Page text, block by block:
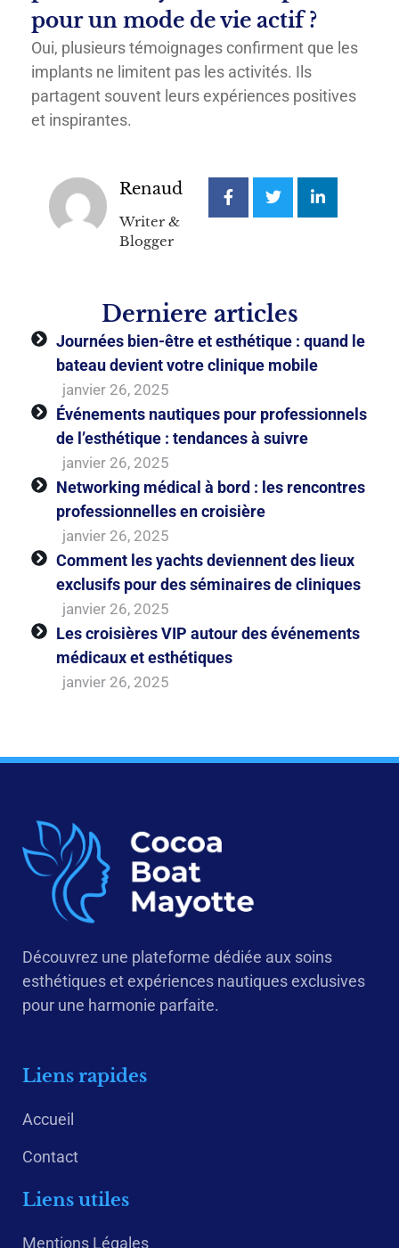
pour un mode de vie actif ?
Oui, plusieurs témoignages confirment que les
implants ne limitent pas les activités. Ils
partagent souvent leurs expériences positives
et inspirantes.
Renaud
Writer &
Blogger
Derniere articles
Journées bien-être et esthétique : quand le
bateau devient votre clinique mobile
janvier 26, 2025
Événements nautiques pour professionnels
de l’esthétique : tendances à suivre
janvier 26, 2025
Networking médical à bord : les rencontres
professionnelles en croisière
janvier 26, 2025
Comment les yachts deviennent des lieux
exclusifs pour des séminaires de cliniques
janvier 26, 2025
Les croisières VIP autour des événements
médicaux et esthétiques
janvier 26, 2025
Découvrez une plateforme dédiée aux soins
esthétiques et expériences nautiques exclusives
pour une harmonie parfaite.
Liens rapides
Accueil
Contact
Liens utiles
Mentions Légales